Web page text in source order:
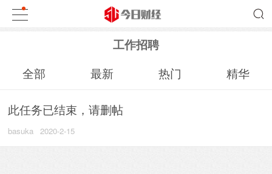
工作招聘
全部 最新 热门 精华
此任务已结束，请删帖
basuka 2020-2-15